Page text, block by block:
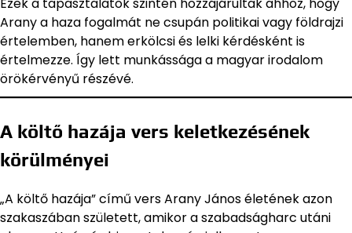
Arany a haza fogalmát ne csupán politikai vagy földrajzi
értelemben, hanem erkölcsi és lelki kérdésként is
értelmezze. Így lett munkássága a magyar irodalom
örökérvényű részévé.
A költő hazája vers keletkezésének
körülményei
„A költő hazája” című vers Arany János életének azon
szakaszában született, amikor a szabadságharc utáni